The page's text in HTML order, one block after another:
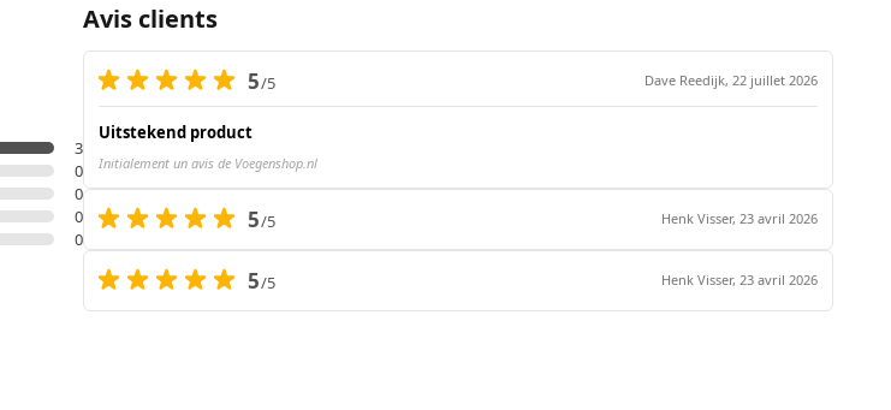
3
0
0
0
0
Avis clients
5/5 Dave Reedijk, 22 juillet 2026
Uitstekend product
Initialement un avis de Voegenshop.nl
5/5 Henk Visser, 23 avril 2026
5/5 Henk Visser, 23 avril 2026